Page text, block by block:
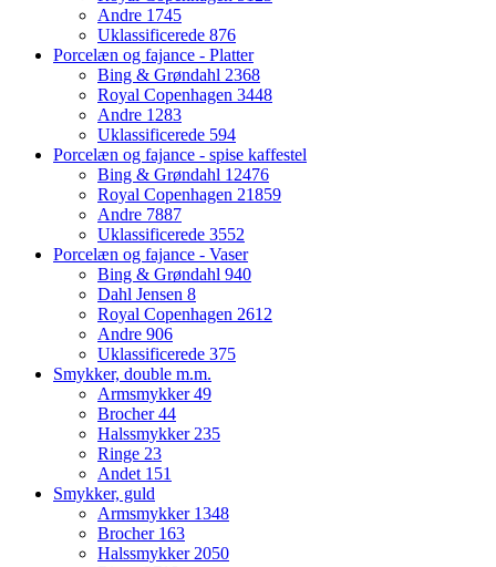
Andre 1745
Uklassificerede 876
Porcelæn og fajance - Platter
Bing & Grøndahl 2368
Royal Copenhagen 3448
Andre 1283
Uklassificerede 594
Porcelæn og fajance - spise kaffestel
Bing & Grøndahl 12476
Royal Copenhagen 21859
Andre 7887
Uklassificerede 3552
Porcelæn og fajance - Vaser
Bing & Grøndahl 940
Dahl Jensen 8
Royal Copenhagen 2612
Andre 906
Uklassificerede 375
Smykker, double m.m.
Armsmykker49
Brocher44
Halssmykker 235
Ringe 23
Andet 151
Smykker, guld
Armsmykker 1348
Brocher 163
Halssmykker 2050